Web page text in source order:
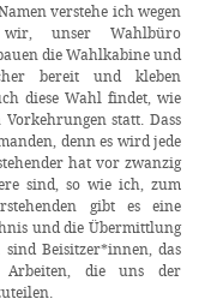
verstehe ich wegen
wir, unser Wahlbüro
die Wahlkabine und
bereit und kleben
diese Wahl findet, wie
statt. Dass
denn es wird jede
hat vor zwanzig
sind, so wie ich, zum
gibt es eine
und die Übermittlung
Beisitzer*innen, das
die uns der